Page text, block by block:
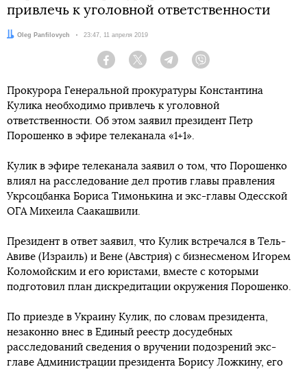
привлечь к уголовной ответственности
Автор:
Oleg Panfilovych Дата:
23:47, 11 апреля 2019
Facebook Twitter Telegram
Прокурора Генеральной прокуратуры Константина
Кулика необходимо привлечь к уголовной
ответственности. Об этом заявил президент Петр
Порошенко в эфире телеканала «1+1».
Кулик в эфире телеканала заявил о том, что Порошенко
влиял на расследование дел против главы правления
Укрсоцбанка Бориса Тимонькина и экс-главы Одесской
ОГА Михеила Саакашвили.
Президент в ответ заявил, что Кулик встречался в Тель-
Авиве (Израиль) и Вене (Австрия) с бизнесменом Игорем
Коломойским и его юристами, вместе с которыми
подготовил план дискредитации окружения Порошенко.
По приезде в Украину Кулик, по словам президента,
незаконно внес в Единый реестр досудебных
расследований сведения о вручении подозрений экс-
главе Администрации президента Борису Ложкину, его